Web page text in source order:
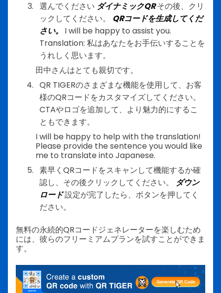
選んでください ダイナミックQRその後、クリ
ックしてください。 QRコードを生成してくだ
さい。 I will be happy to assist you.
Translation: 私はあなたをお手伝いすることを
うれしく思います。
田中さんはとても親切です。
QR TIGERのさまざまな機能を使用して、お客
様のQRコードをカスタマイズしてください。
CTAやロゴを追加して、より魅力的にするこ
ともできます。
I will be happy to help with the translation!
Please provide the sentence you would like
me to translate into Japanese.
素早くQRコードをスキャンして機能するか確
認し、その後クリックしてください。 ダウン
ロード設定が完了したら、ボタンを押してく
ださい。
無料の永続的QRコードジェネレーターを楽しむため
には、彼らのフリーミアムプランを試すことができま
す。